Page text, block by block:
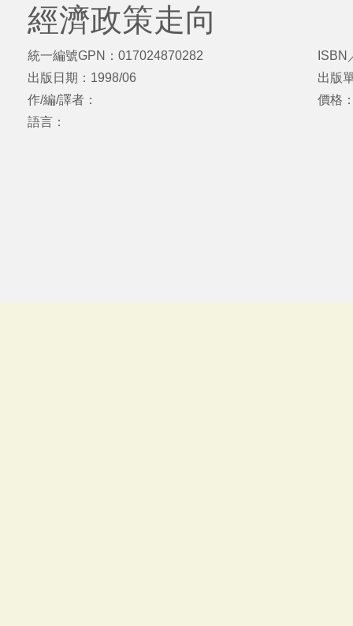
經濟政策走向
統一編號GPN：017024870282
出版日期：1998/06
作/編/譯者：
語言：
ISBN
出版
價格